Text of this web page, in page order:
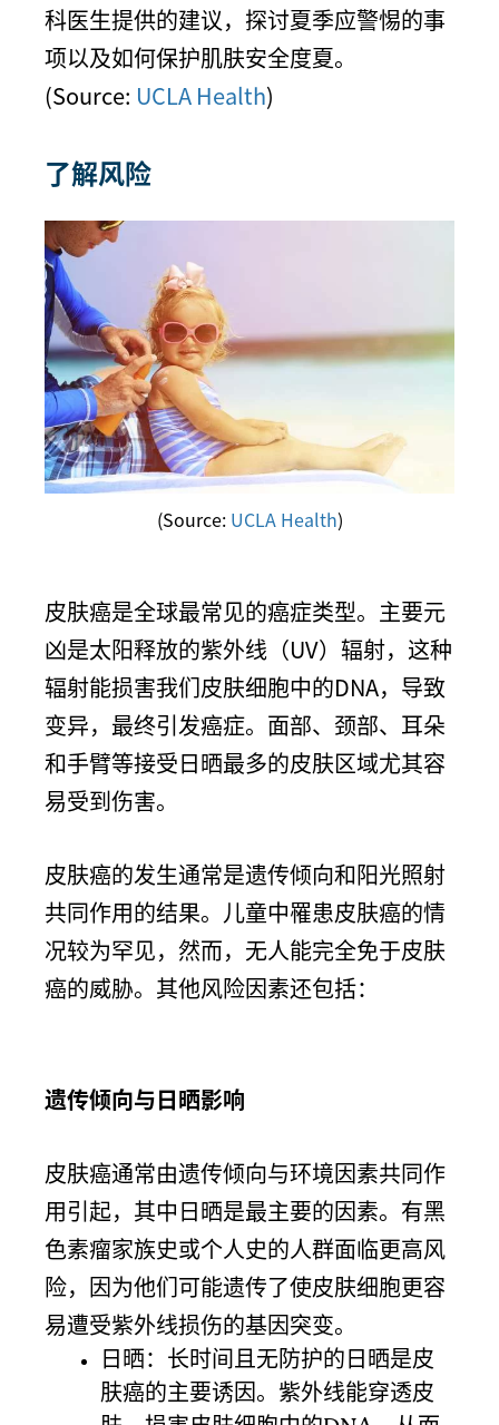
科医生提供的建议，探讨夏季应警惕的事
项以及如何保护肌肤安全度夏。
(Source: UCLA Health)
了解风险
(Source: UCLA Health)
皮肤癌是全球最常见的癌症类型。主要元
凶是太阳释放的紫外线（UV）辐射，这种
辐射能损害我们皮肤细胞中的DNA，导致
变异，最终引发癌症。面部、颈部、耳朵
和手臂等接受日晒最多的皮肤区域尤其容
易受到伤害。
皮肤癌的发生通常是遗传倾向和阳光照射
共同作用的结果。儿童中罹患皮肤癌的情
况较为罕见，然而，无人能完全免于皮肤
癌的威胁。其他风险因素还包括：
遗传倾向与日晒影响
皮肤癌通常由遗传倾向与环境因素共同作
用引起，其中日晒是最主要的因素。有黑
色素瘤家族史或个人史的人群面临更高风
险，因为他们可能遗传了使皮肤细胞更容
易遭受紫外线损伤的基因突变。
日晒：长时间且无防护的日晒是皮
肤癌的主要诱因。紫外线能穿透皮